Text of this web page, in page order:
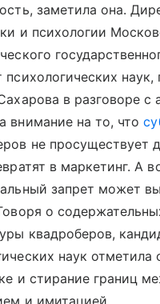
заметила она.
и психологии
психологических
в разговоре с
внимание на то, что
не просуществует
в маркетинг. А
запрет может
о
квадроберов,
наук отметила
и стирание границ
и имитацией.